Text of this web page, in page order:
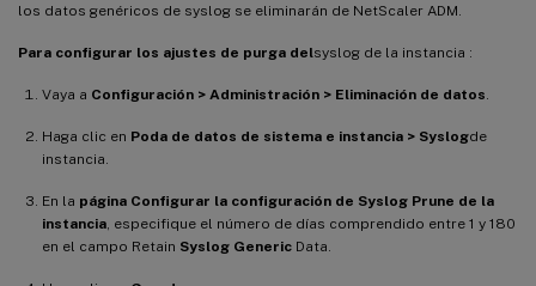
los datos genéricos de syslog se eliminarán de NetScaler ADM.
Para configurar los ajustes de purga delsyslog de la instancia :
Vaya a Configuración > Administración > Eliminación de datos
Haga clic en Poda de datos de sistema e instancia > Syslogde
instancia.
En la página Configurar la configuración de Syslog Prune de la
instancia , especifique el número de días comprendido entre 1 y 180
en el campo Retain Syslog Generic Data.